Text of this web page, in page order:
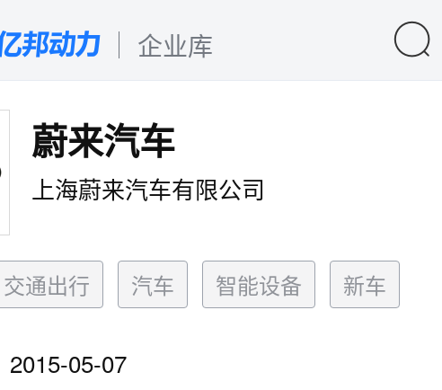
企业库
蔚来汽车
上海蔚来汽车有限公司
交通出行 汽车 智能设备 新车
2015-05-07